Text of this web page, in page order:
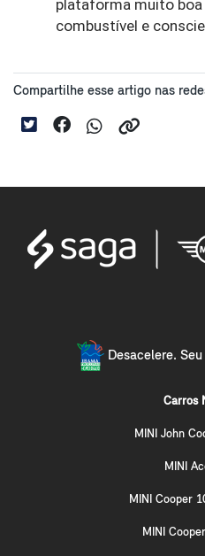
plataforma muito
combustível e
Compartilhe esse artigo nas
Desacelere.
Carros
MINI John
MINI
MINI Cooper
MINI